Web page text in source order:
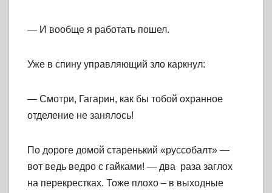
— И вообще я работать пошел.
Уже в спину управляющий зло каркнул:
— Смотри, Гагарин, как бы тобой охранное
отделение не занялось!
По дороге домой старенький «руссобалт» —
вот ведь ведро с гайками! — два раза заглох
на перекрестках. Тоже плохо – в выходные